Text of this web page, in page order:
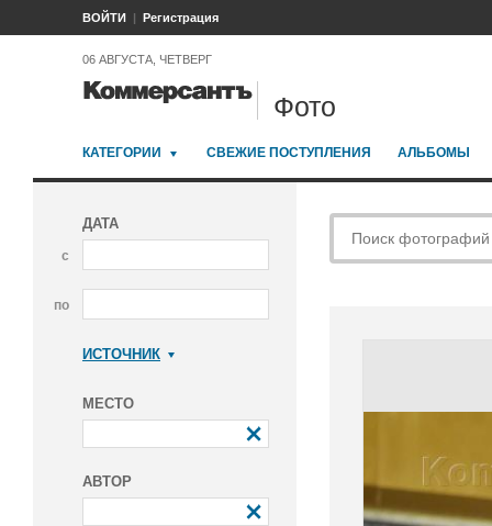
ВОЙТИ Регистрация
06 АВГУСТА, ЧЕТВЕРГ
Фото
КАТЕГОРИИ СВЕЖИЕ ПОСТУПЛЕНИЯ АЛЬБОМЫ
ДАТА
с
по
ИСТОЧНИК
МЕСТО
АВТОР